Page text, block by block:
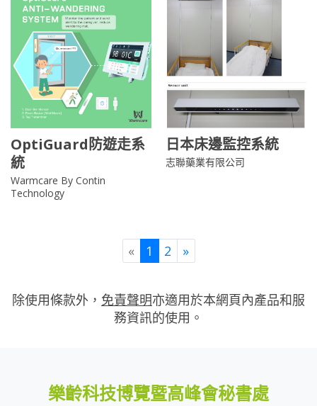
OptiGuard防遊走系
統
Warmcare By Contin
Technology
日本床邊監控系統
志聯藥業有限公司
«Previous
1 2 »Next
除使用條款外， 免責聲明亦適用於本網頁內產品和服
務資訊的使用。
樂齡科技博覽暨高峰會秘書處